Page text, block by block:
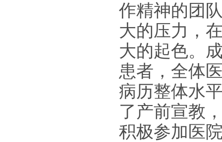
作精神的团
大的压力，
大的起色。
患者，全体
病历整体水
了产前宣教
积极参加医